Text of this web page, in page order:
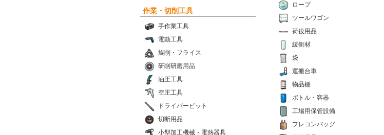
ロープ
ツールワゴン
荷役用品
緩衝材
袋
運搬台車
物品棚
ボトル・容器
工場用保管設備
フレコンバッグ
作業・切削工具
手作業工具
電動工具
旋削・フライス
研削研磨用品
油圧工具
空圧工具
ドライバービット
切断用品
小型加工機械・電熱器具